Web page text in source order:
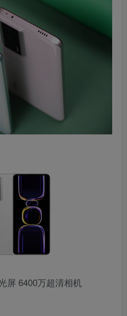
屏 6400万超清相机